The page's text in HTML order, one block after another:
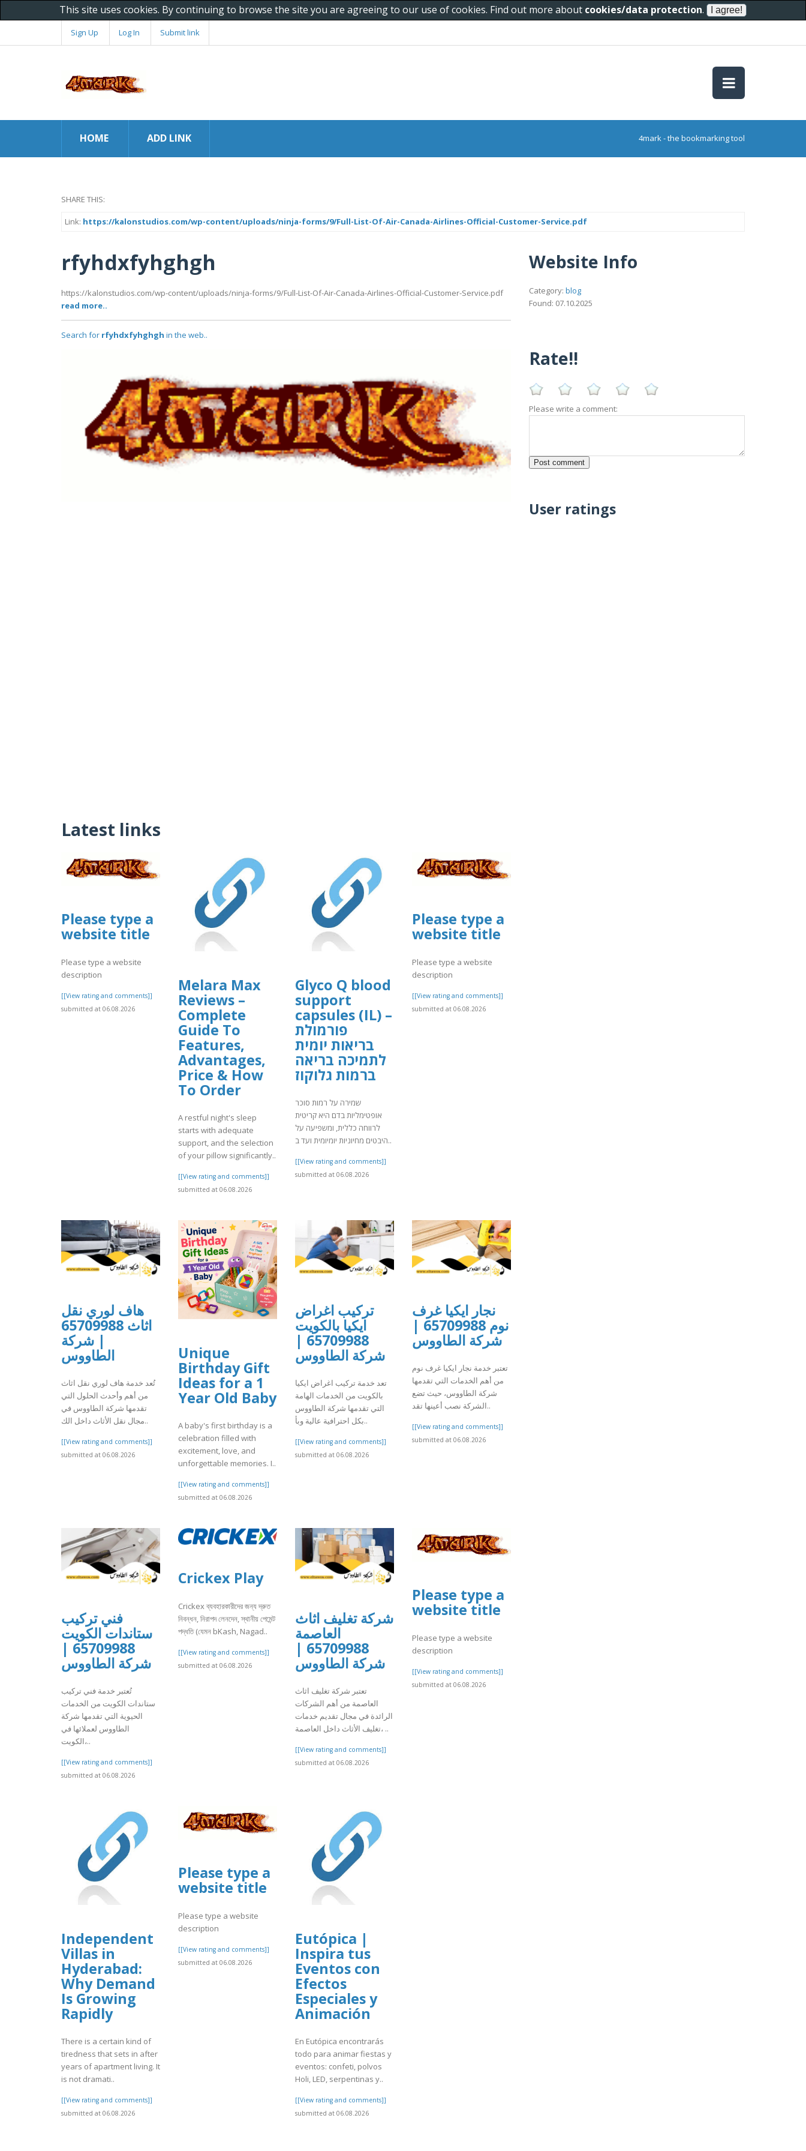
This site uses cookies. By continuing to browse the site you are agreeing to our use of cookies. Find out more about cookies/data protection.
Sign Up Log In Submit link
HOME ADD LINK 4mark - the bookmarking tool
SHARE THIS:
Link: https://kalonstudios.com/wp-content/uploads/ninja-forms/9/Full-List-Of-Air-Canada-Airlines-Official-Customer-Service.pdf
rfyhdxfyhghgh
https://kalonstudios.com/wp-content/uploads/ninja-forms/9/Full-List-Of-Air-Canada-Airlines-Official-Customer-Service.pdf
read more..
Search for rfyhdxfyhghgh in the web..
Latest links
Please type a
website title
Please type a website
description
[[View rating and comments]]
submitted at 06.08.2026
Melara Max
Reviews –
Complete
Guide To
Features,
Advantages,
Price & How
To Order
A restful night's sleep
starts with adequate
support, and the selection
of your pillow significantly..
[[View rating and comments]]
submitted at 06.08.2026
Glyco Q blood
support
capsules (IL) –
פורמולת
בריאות יומית
לתמיכה בריאה
ברמות גלוקוז
שמירה על רמות סוכר
אופטימליות בדם היא קריטית
לרווחה כללית, ומשפיעה על
היבטים מחיוניות יומיומית ועד ב..
[[View rating and comments]]
submitted at 06.08.2026
Please type a
website title
Please type a website
description
[[View rating and comments]]
submitted at 06.08.2026
هاف لوري نقل
اثاث 65709988
| شركة
الطاووس
تُعد خدمة هاف لوري نقل اثاث
من أهم وأحدث الحلول التي
تقدمها شركة الطاووس في
مجال نقل الأثاث داخل الك..
[[View rating and comments]]
submitted at 06.08.2026
Unique
Birthday Gift
Ideas for a 1
Year Old Baby
A baby's first birthday is a
celebration filled with
excitement, love, and
unforgettable memories. I..
[[View rating and comments]]
submitted at 06.08.2026
تركيب اغراض
ايكيا بالكويت
65709988 |
شركة الطاووس
تعد خدمة تركيب اغراض ايكيا
بالكويت من الخدمات الهامة
التي تقدمها شركة الطاووس
بكل احترافية عالية وبأ..
[[View rating and comments]]
submitted at 06.08.2026
نجار ايكيا غرف
نوم 65709988 |
شركة الطاووس
تعتبر خدمة نجار ايكيا غرف نوم
من أهم الخدمات التي تقدمها
شركة الطاووس، حيث تضع
الشركة نصب أعينها تقد..
[[View rating and comments]]
submitted at 06.08.2026
فني تركيب
ستاندات الكويت
65709988 |
شركة الطاووس
تُعتبر خدمة فني تركيب
ستاندات الكويت من الخدمات
الحيوية التي تقدمها شركة
الطاووس لعملائها في
الكويت،..
[[View rating and comments]]
submitted at 06.08.2026
Crickex Play
Crickex ব্যবহারকারীদের জন্য দ্রুত
নিবন্ধন, নিরাপদ লেনদেন, স্থানীয় পেমেন্ট
পদ্ধতি (যেমন bKash, Nagad..
[[View rating and comments]]
submitted at 06.08.2026
شركة تغليف اثاث
العاصمة
65709988 |
شركة الطاووس
تعتبر شركة تغليف اثاث
العاصمة من أهم الشركات
الرائدة في مجال تقديم خدمات
تغليف الأثاث داخل العاصمة، ..
[[View rating and comments]]
submitted at 06.08.2026
Please type a
website title
Please type a website
description
[[View rating and comments]]
submitted at 06.08.2026
Independent
Villas in
Hyderabad:
Why Demand
Is Growing
Rapidly
There is a certain kind of
tiredness that sets in after
years of apartment living. It
is not dramati..
[[View rating and comments]]
submitted at 06.08.2026
Please type a
website title
Please type a website
description
[[View rating and comments]]
submitted at 06.08.2026
Eutópica |
Inspira tus
Eventos con
Efectos
Especiales y
Animación
En Eutópica encontrarás
todo para animar fiestas y
eventos: confeti, polvos
Holi, LED, serpentinas y..
[[View rating and comments]]
submitted at 06.08.2026
Website Info
Category: blog
Found: 07.10.2025
Rate!!
Please write a comment:
User ratings